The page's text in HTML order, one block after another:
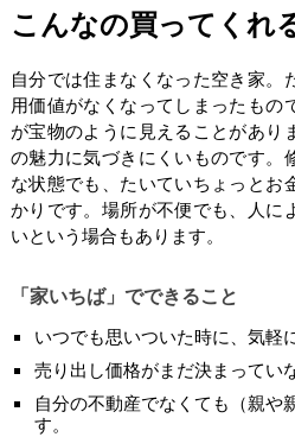
こんなの買ってくれ
自分では住まなくなった空き家。
用価値がなくなってしまったもの
が宝物のように見えることがあり
の魅力に気づきにくいものです。
な状態でも、たいていちょっとお
かりです。場所が不便でも、人に
いという場合もあります。
「家いちば」でできること
いつでも思いついた時に、気軽
売り出し価格がまだ決まってい
自分の不動産でなくても（親や
す。